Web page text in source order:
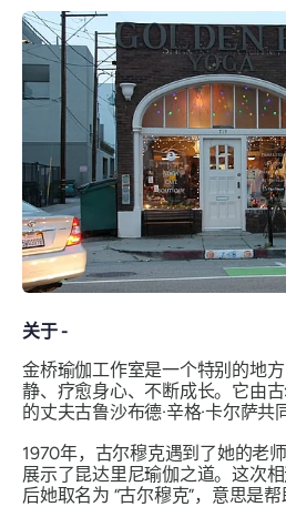
关于 -
金桥瑜伽工作室是一个特别的地
静、疗愈身心、不断成长。它由古
的丈夫古鲁沙布德·辛格·卡尔萨共
1970年，古尔穆克遇到了她的老
展示了昆达里尼瑜伽之道。这次
后她取名为 “古尔穆克”，意思是